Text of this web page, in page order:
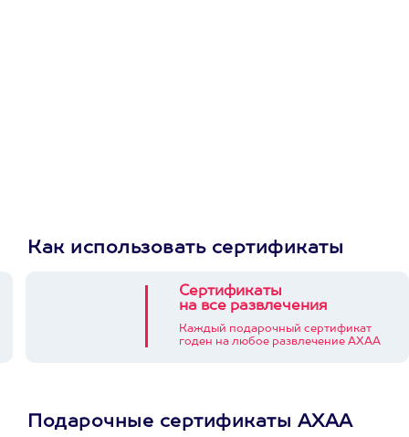
Как использовать сертификаты
Сертификаты
на все развлечения
Каждый подарочный сертификат
годен на любое развлечение АХАА
Подарочные сертификаты АХАА